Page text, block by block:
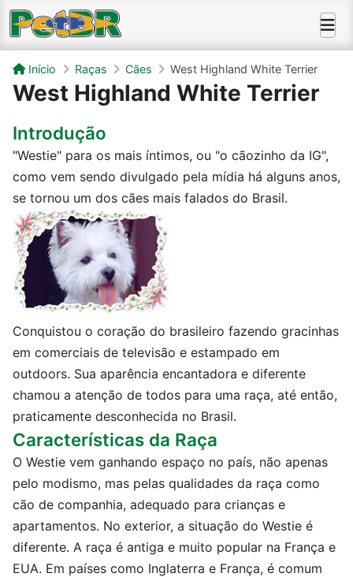
Início Raças Cães West Highland White Terrier
West Highland White Terrier
Introdução
"Westie" para os mais íntimos, ou "o cãozinho da IG",
como vem sendo divulgado pela mídia há alguns anos,
se tornou um dos cães mais falados do Brasil.
Conquistou o coração do brasileiro fazendo gracinhas
em comerciais de televisão e estampado em
outdoors. Sua aparência encantadora e diferente
chamou a atenção de todos para uma raça, até então,
praticamente desconhecida no Brasil.
Características da Raça
O Westie vem ganhando espaço no país, não apenas
pelo modismo, mas pelas qualidades da raça como
cão de companhia, adequado para crianças e
apartamentos. No exterior, a situação do Westie é
diferente. A raça é antiga e muito popular na França e
EUA. Em países como Inglaterra e França, é comum